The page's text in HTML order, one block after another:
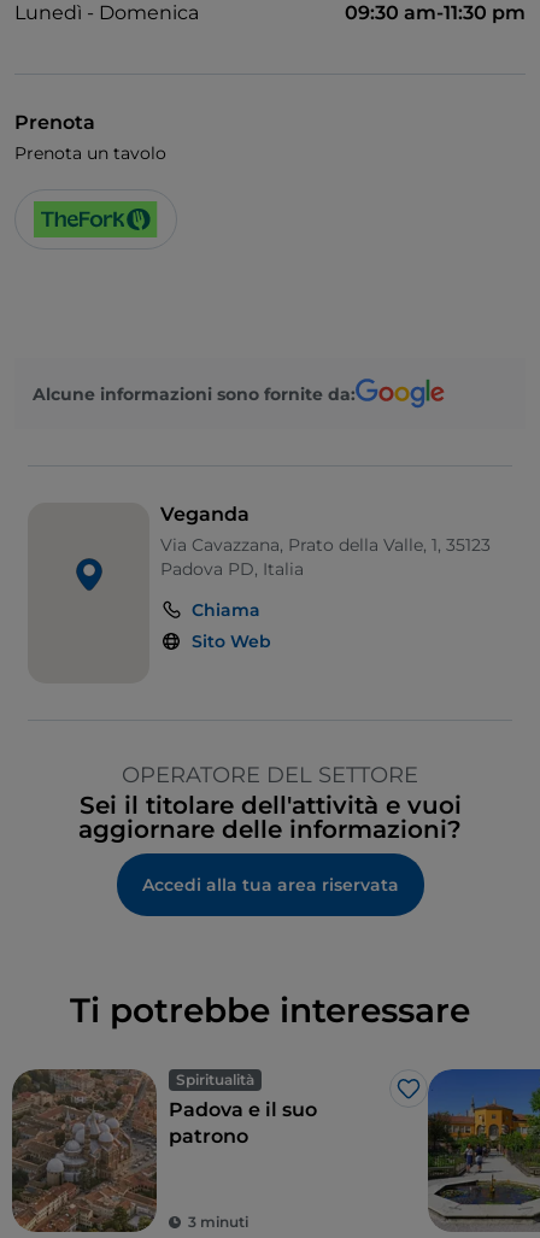
Lunedì - Domenica
09:30 am-11:30 pm
Prenota
Prenota un tavolo
Alcune informazioni sono fornite da:
Veganda
Via Cavazzana, Prato della Valle, 1, 35123
Padova PD, Italia
Chiama
Sito Web
OPERATORE DEL SETTORE
Sei il titolare dell'attività e vuoi
aggiornare delle informazioni?
Accedi alla tua area riservata
Ti potrebbe interessare
Spiritualità
Like
Padova e il suo
patrono
3 minuti